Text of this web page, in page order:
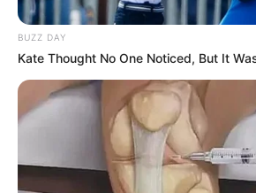
BUZZ DAY
Kate Thought No One Noticed, But It